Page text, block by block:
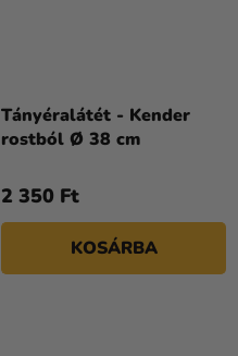
Tányéralátét - Kender
rostból Ø 38 cm
2 350 Ft
KOSÁRBA